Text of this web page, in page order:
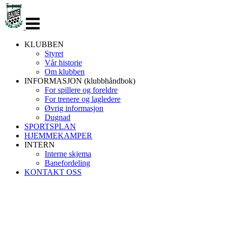
navigasjon
KLUBBEN
Styret
Vår historie
Om klubben
INFORMASJON (klubbhåndbok)
For spillere og foreldre
For trenere og lagledere
Øvrig informasjon
Dugnad
SPORTSPLAN
HJEMMEKAMPER
INTERN
Interne skjema
Banefordeling
KONTAKT OSS
E-post